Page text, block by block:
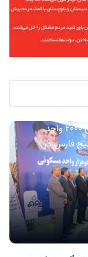
گزارش تصویری/ آیین کلنگ زنی ۲۰۰۰ واحد
فارس در